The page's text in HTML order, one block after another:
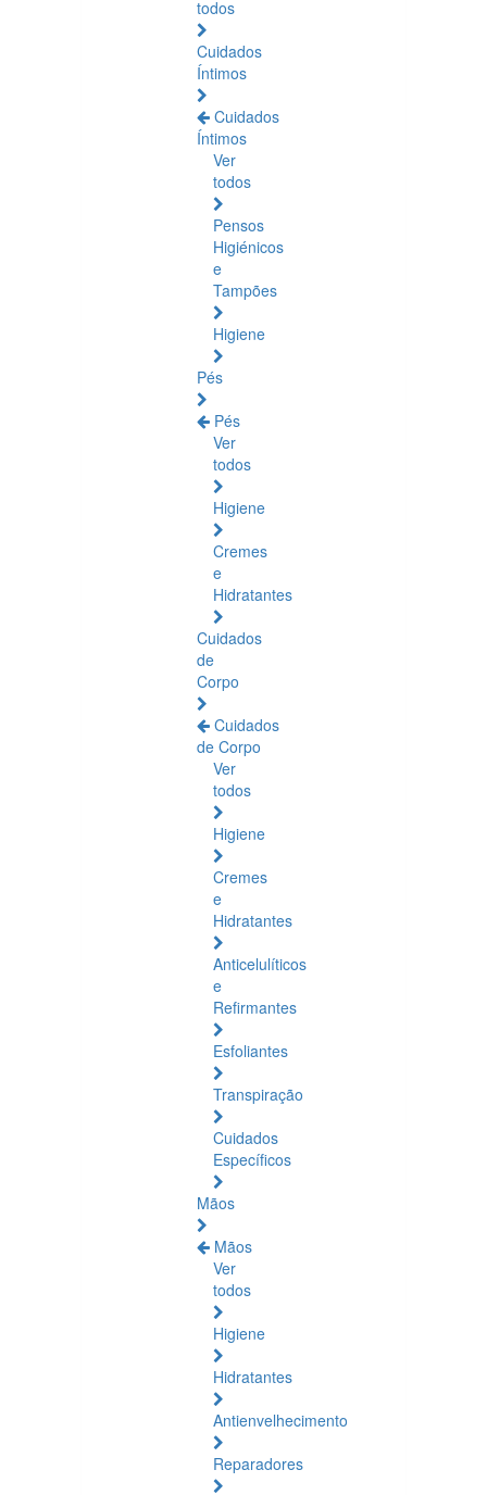
todos
Cuidados
Íntimos
Cuidados
Íntimos
Ver
todos
Pensos
Higiénicos
e
Tampões
Higiene
Pés
Pés
Ver
todos
Higiene
Cremes
e
Hidratantes
Cuidados
de
Corpo
Cuidados
de Corpo
Ver
todos
Higiene
Cremes
e
Hidratantes
Anticelulíticos
e
Refirmantes
Esfoliantes
Transpiração
Cuidados
Específicos
Mãos
Mãos
Ver
todos
Higiene
Hidratantes
Antienvelhecimento
Reparadores